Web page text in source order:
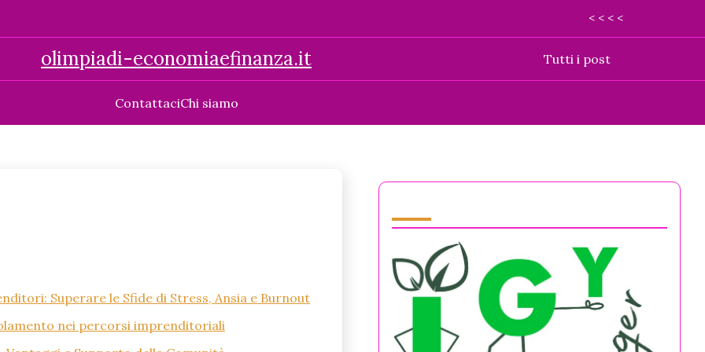
< < < <
olimpiadi-economiaefinanza.it Tutti i post
ContattaciChi siamo
Superare le Sfide di Stress, Ansia e Burnout
nei percorsi imprenditoriali